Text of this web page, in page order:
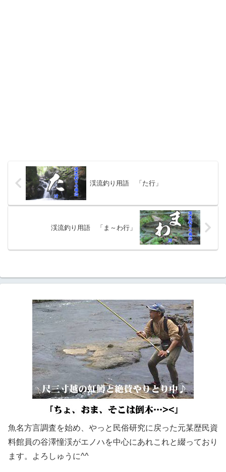
渓流釣り用語 「た行」
渓流釣り用語 「ま～わ行」
魚名方言調査を始め、やっと民俗研究に戻った元某歴民資
料館員の谷澤憧渓がエノハを中心にあれこれと綴っており
ます。よろしゅうに^^